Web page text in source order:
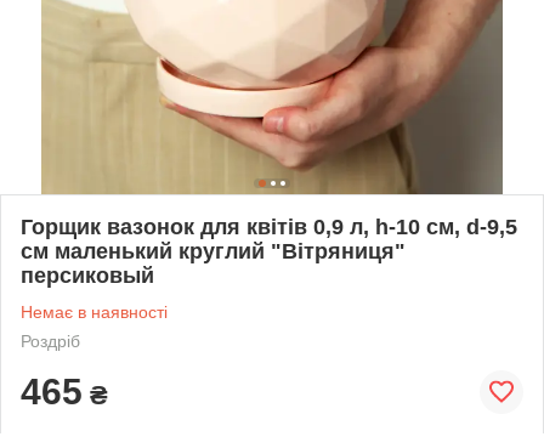
Горщик вазонок для квітів 0,9 л, h-10 см, d-9,5
см маленький круглий "Вітряниця"
персиковый
Немає в наявності
Роздріб
465 ₴